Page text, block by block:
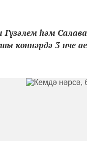
һәм
көннәрдә 3 нче